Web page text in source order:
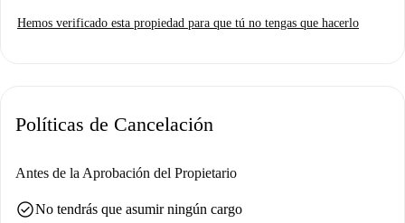
Hemos verificado esta propiedad para que tú no tengas que hacerlo
Políticas de Cancelación
Antes de la Aprobación del Propietario
check_circleNo tendrás que asumir ningún cargo